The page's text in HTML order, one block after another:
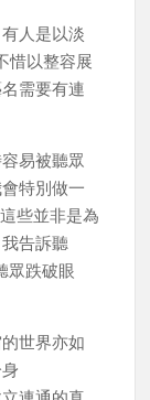
人是以淡
惜以整容展
需要有連
易被聽眾
特別做一
些並非是為
告訴聽
眾跌破眼
世界亦如